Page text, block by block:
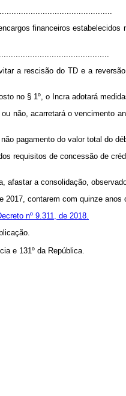
financeiros
a rescisão do TD e a
no § 1º, o Incra adotará
não, acarretará o vencimento
pagamento do valor total do
requisitos de concessão de
afastar a consolidação,
2017, contarem com quinze anos
nº 9.311, de 2018.
e 131º da República.